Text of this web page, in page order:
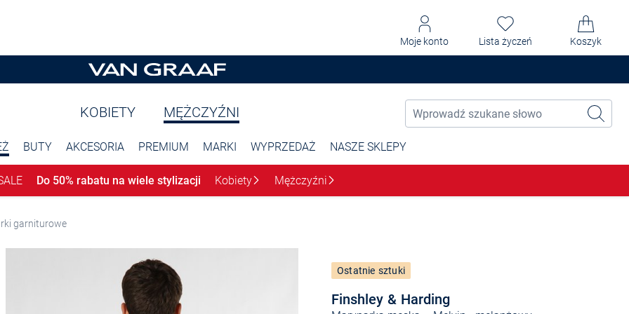
Moje konto Lista życzeń Koszyk
KOBIETY MĘŻCZYŹNI
BUTY AKCESORIA PREMIUM MARKI WYPRZEDAŻ NASZE SKLEPY
Do 50% rabatu na wiele stylizacji Kobiety Mężczyźni
garniturowe
Finshley & Harding
Ostatnie sztuki